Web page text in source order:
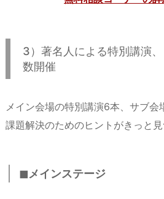
3）著名人による特別講演
数開催
メイン会場の特別講演6本、サブ会
課題解決のためのヒントがきっと見
◼︎メインステージ